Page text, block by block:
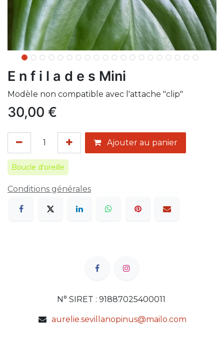
E n f i l a d e s Mini
Modèle non compatible avec l'attache "clip"
30,00 €
Ajouter au panier
Boucle d'oreille
Conditions générales
N° SIRET : 91887025400011
aurelie.sevillanopinus@mailo.com